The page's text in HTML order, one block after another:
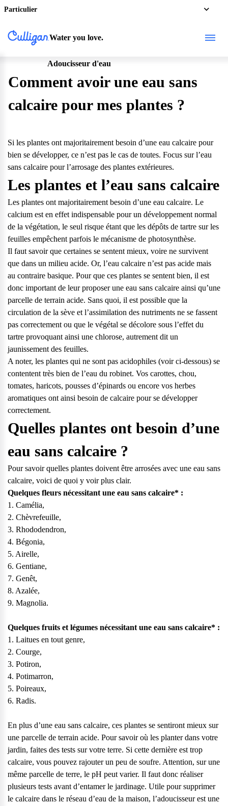
Particulier
Water you love.
Adoucisseur d'eau
Comment avoir une eau sans
calcaire pour mes plantes ?
Si les plantes ont majoritairement besoin d’une eau calcaire pour
bien se développer, ce n’est pas le cas de toutes. Focus sur l’eau
sans calcaire pour l’arrosage des plantes extérieures.
Les plantes et l’eau sans calcaire
Les plantes ont majoritairement besoin d’une eau calcaire. Le
calcium est en effet indispensable pour un développement normal
de la végétation, le seul risque étant que les dépôts de tartre sur les
feuilles empêchent parfois le mécanisme de photosynthèse.
Il faut savoir que certaines se sentent mieux, voire ne survivent
que dans un milieu acide. Or, l’eau calcaire n’est pas acide mais
au contraire basique. Pour que ces plantes se sentent bien, il est
donc important de leur proposer une eau sans calcaire ainsi qu’une
parcelle de terrain acide. Sans quoi, il est possible que la
circulation de la sève et l’assimilation des nutriments ne se fassent
pas correctement ou que le végétal se décolore sous l’effet du
tartre provoquant ainsi une chlorose, autrement dit un
jaunissement des feuilles.
A noter, les plantes qui ne sont pas acidophiles (voir ci-dessous) se
contentent très bien de l’eau du robinet. Vos carottes, chou,
tomates, haricots, pousses d’épinards ou encore vos herbes
aromatiques ont ainsi besoin de calcaire pour se développer
correctement.
Quelles plantes ont besoin d’une
eau sans calcaire ?
Pour savoir quelles plantes doivent être arrosées avec une eau sans
calcaire, voici de quoi y voir plus clair.
Quelques fleurs nécessitant une eau sans calcaire* :
1. Camélia,
2. Chèvrefeuille,
3. Rhododendron,
4. Bégonia,
5. Airelle,
6. Gentiane,
7. Genêt,
8. Azalée,
9. Magnolia.
Quelques fruits et légumes nécessitant une eau sans calcaire* :
1. Laitues en tout genre,
2. Courge,
3. Potiron,
4. Potimarron,
5. Poireaux,
6. Radis.
En plus d’une eau sans calcaire, ces plantes se sentiront mieux sur
une parcelle de terrain acide. Pour savoir où les planter dans votre
jardin, faites des tests sur votre terre. Si cette dernière est trop
calcaire, vous pouvez rajouter un peu de soufre. Attention, sur une
même parcelle de terre, le pH peut varier. Il faut donc réaliser
plusieurs tests avant d’entamer le jardinage. Utile pour supprimer
le calcaire dans le réseau d’eau de la maison, l’adoucisseur est une
Questions fréquentes
Consultez notre page de FAQ pour trouver toutes les réponses à
Consulter notre FAQ
Service après-vente
Vous avez des demandes sur l’entretien, le suivi et le dépannage
de votre matériel ? Culligan est là pour vous